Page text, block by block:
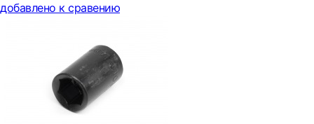
добавлено к сравению